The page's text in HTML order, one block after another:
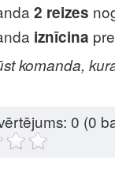
2 reizes
iznīcina
komanda,
0 (0